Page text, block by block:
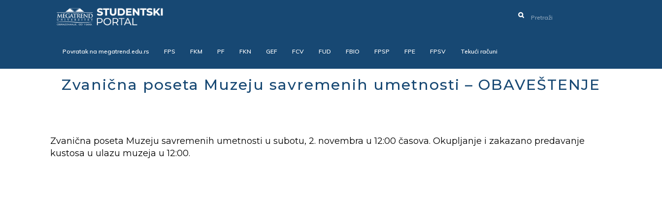
Povratak na megatrend.edu.rs FPS FKM PF FKN GEF FCV FUD FBIO FPSP FPE FPSV Tekući računi
Zvanična poseta Muzeju savremenih umetnosti – OBAVEŠTENJE
Zvanična poseta Muzeju savremenih umetnosti u subotu, 2. novembra u 12:00 časova. Okupljanje i zakazano predavanje
kustosa u ulazu muzeja u 12:00.